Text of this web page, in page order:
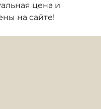
цена и
на сайте!